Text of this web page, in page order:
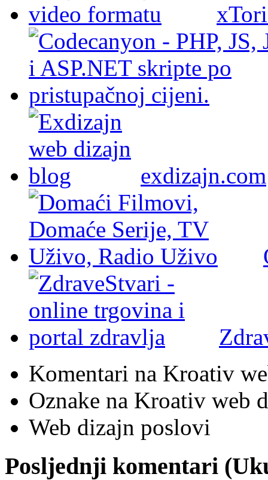
exdizajn.com
Komentari na Kroativ
Oznake na Kroativ web
Web dizajn poslovi
Posljednji komentari